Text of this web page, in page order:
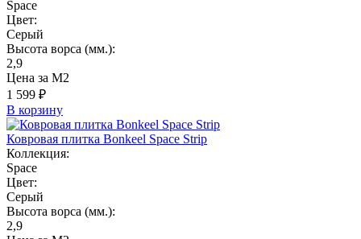
Space
Цвет:
Серый
Высота ворса (мм.):
2,9
Цена за М2
1 599 ₽
В корзину
Ковровая плитка Bonkeel Space Strip
Коллекция:
Space
Цвет:
Серый
Высота ворса (мм.):
2,9